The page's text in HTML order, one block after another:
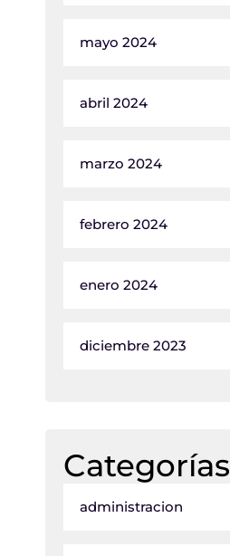
mayo 2024
abril 2024
marzo 2024
febrero 2024
enero 2024
diciembre 2023
Categorías
administracion